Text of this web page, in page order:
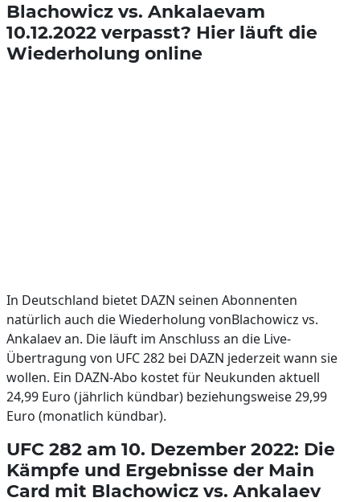
Blachowicz vs. Ankalaevam
10.12.2022 verpasst? Hier läuft die
Wiederholung online
In Deutschland bietet DAZN seinen Abonnenten
natürlich auch die Wiederholung vonBlachowicz vs.
Ankalaev an. Die läuft im Anschluss an die Live-
Übertragung von UFC 282 bei DAZN jederzeit wann sie
wollen. Ein DAZN-Abo kostet für Neukunden aktuell
24,99 Euro (jährlich kündbar) beziehungsweise 29,99
Euro (monatlich kündbar).
UFC 282 am 10. Dezember 2022: Die
Kämpfe und Ergebnisse der Main
Card mit Blachowicz vs. Ankalaev